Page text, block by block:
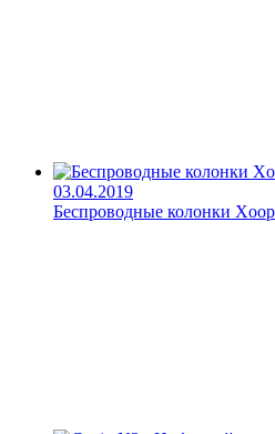
03.04.2019
Беспроводные колонки